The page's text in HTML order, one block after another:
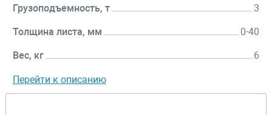
Грузоподъемность, т 3
Толщина листа, мм 0-40
Вес, кг 6
Перейти к описанию